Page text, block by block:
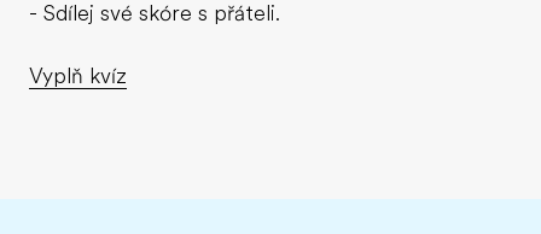
- Sdílej své skóre s přáteli.
Vyplň kvíz